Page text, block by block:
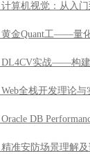
计算机视觉：从入
黄金Quant工——量
DL4CV实战——构
Web全栈开发理论与
Oracle DB
精准安防场景理解